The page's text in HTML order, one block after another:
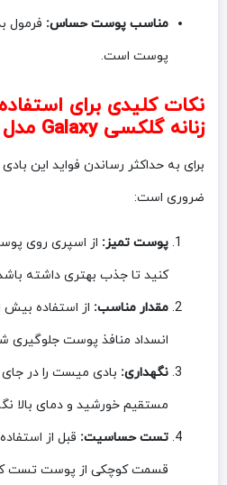
مناسب پوست حساس: فرمول
پوست است.
نکات کلیدی برای
زنانه گلکسی Galaxy مدل Adorable
برای به حداکثر رساندن فواید این
ضروری است:
پوست تمیز: از اسپری روی
کنید تا جذب بهتری داشته
مقدار مناسب: از استفاده بیش
انسداد منافذ پوست جلوگیری
نگهداری: بادی میست را در
مستقیم خورشید و دمای بالا
تست حساسیت: قبل از
قسمت کوچکی از پوست تست